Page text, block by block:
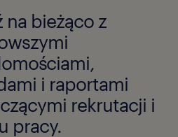
na bieżąco z
i raportami
rekrutacji i
pracy.